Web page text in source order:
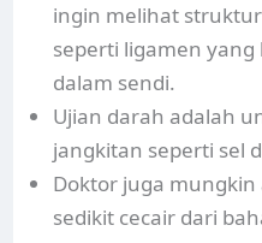
ingin melihat
seperti ligamen
dalam sendi.
Ujian darah adalah
jangkitan seperti sel
Doktor juga
sedikit cecair dari